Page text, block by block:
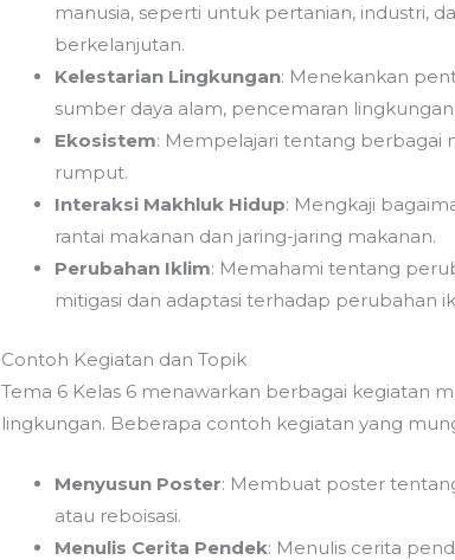
manusia, seperti untuk pertanian, industri,
berkelanjutan.
Kelestarian Lingkungan: Menekankan
sumber daya alam, pencemaran
Ekosistem: Mempelajari tentang berbagai
rumput.
Interaksi Makhluk Hidup: Mengkaji
rantai makanan dan jaring-jaring makanan.
Perubahan Iklim: Memahami tentang
mitigasi dan adaptasi terhadap perubahan
Contoh Kegiatan dan Topik
Tema 6 Kelas 6 menawarkan berbagai kegiatan
lingkungan. Beberapa contoh kegiatan yang
Menyusun Poster: Membuat poster
atau reboisasi.
Menulis Cerita Pendek: Menulis cerita